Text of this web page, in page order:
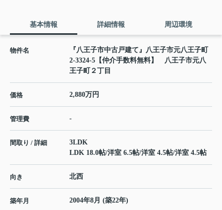
基本情報 詳細情報 周辺環境
物件名
『八王子市中古戸建て』八王子市元八王子町
2-3324-5【仲介手数料無料】 八王子市元八
王子町２丁目
価格 2,880万円
管理費 -
間取り / 詳細
3LDK
LDK 18.0帖/洋室 6.5帖/洋室 4.5帖/洋室 4.5帖
向き 北西
築年月 2004年8月 (築22年)